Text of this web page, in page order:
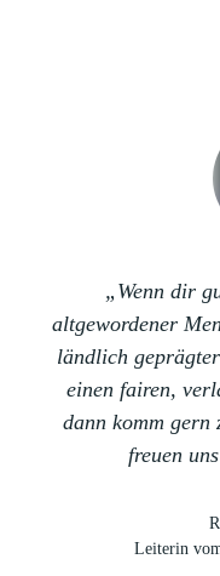
„Wenn dir
altgewordener
ländlich
einen fairen,
dann komm gern
freuen
Leiterin